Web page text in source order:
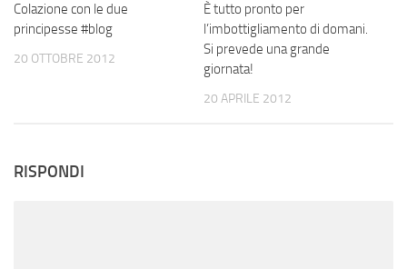
Colazione con le due
principesse #blog
20 OTTOBRE 2012
È tutto pronto per
l’imbottigliamento di domani.
Si prevede una grande
giornata!
20 APRILE 2012
RISPONDI